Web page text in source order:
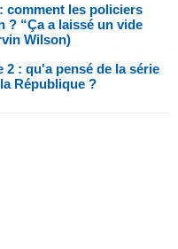
comment les policiers
? “Ça a laissé un vide
Wilson)
: qu'a pensé de la série
République ?